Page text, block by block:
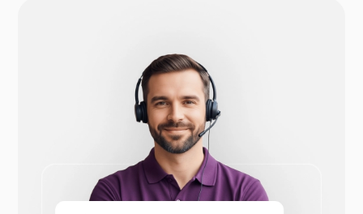
Drupal
Opencart